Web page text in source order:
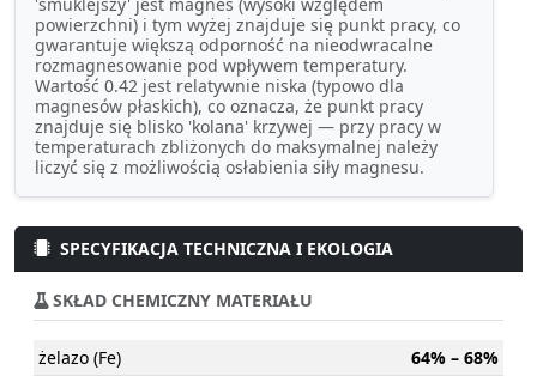
powierzchni) i tym wyżej znajduje się punkt pracy, co
gwarantuje większą odporność na nieodwracalne
rozmagnesowanie pod wpływem temperatury.
Wartość 0.42 jest relatywnie niska (typowo dla
magnesów płaskich), co oznacza, że punkt pracy
znajduje się blisko 'kolana' krzywej — przy pracy w
temperaturach zbliżonych do maksymalnej należy
liczyć się z możliwością osłabienia siły magnesu.
SPECYFIKACJA TECHNICZNA I EKOLOGIA
SKŁAD CHEMICZNY MATERIAŁU
żelazo (Fe)
64% – 68%